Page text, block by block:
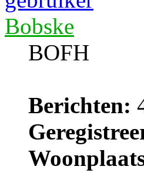
Bobske
BOFH
Berichten: